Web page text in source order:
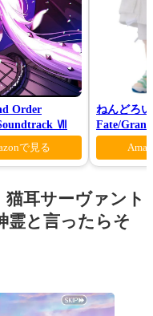
Order
Ⅶ
で見る
ねんどろ
Fate/
ンダー/オ
マー・プ
猫耳サーヴァント
霊と言ったらそ